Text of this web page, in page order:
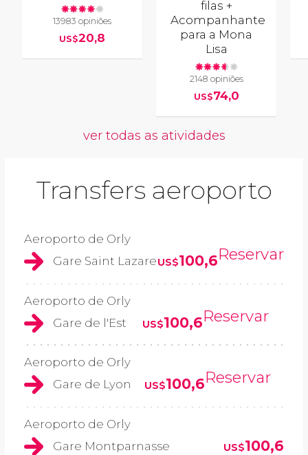
13983 opiniões
US$20,8
filas +
Acompanhante
para a Mona
Lisa
2148 opiniões
US$74,0
ver todas as atividades
Transfers aeroporto
Aeroporto de Orly
Gare Saint LazareUS$100,6Reservar
Aeroporto de Orly
Gare de l'Est
US$100,6Reservar
Aeroporto de Orly
Gare de Lyon
US$100,6Reservar
Aeroporto de Orly
Gare Montparnasse
US$100,6